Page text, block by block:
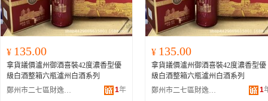
¥ 135.00
拿貨議價瀘州御酒喜裝42度濃香型優
級白酒整箱六瓶瀘州白酒系列
鄭州市二七區財逸酒業商行
1年
¥ 135.00
拿貨議價瀘州御酒喜裝42度濃香型優
級白酒整箱六瓶瀘州白酒系列
鄭州市二七區財逸酒業商行
1